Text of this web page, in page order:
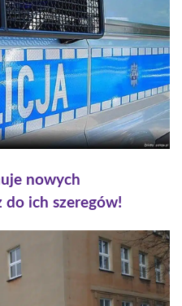
nowych
do ich szeregów!